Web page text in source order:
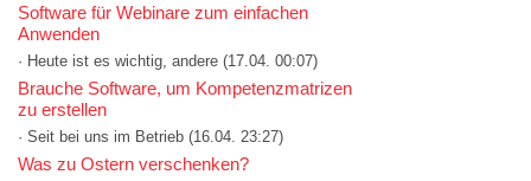
Software für Webinare zum einfachen
Anwenden
· Heute ist es wichtig, andere (17.04. 00:07)
Brauche Software, um Kompetenzmatrizen
zu erstellen
· Seit bei uns im Betrieb (16.04. 23:27)
Was zu Ostern verschenken?